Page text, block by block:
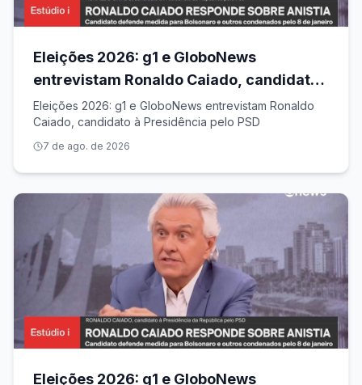
Eleições 2026: g1 e GloboNews
entrevistam Ronaldo Caiado, candidato
à Presidência pelo PSD
Eleições 2026: g1 e GloboNews entrevistam Ronaldo
Caiado, candidato à Presidência pelo PSD
7 de ago. de 2026
Eleições 2026: g1 e GloboNews